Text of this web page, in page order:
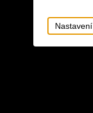
Nastavení